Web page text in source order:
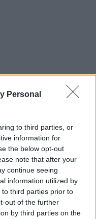
Personal
to third parties, or
information for
the below opt-out
note that after your
continue seeing
information utilized by
third parties prior to
out of the further
by third parties on the
den dagen ska bli
Det är så otroligt
och man vill att
sig händer något helt
överraskar alla och
sig en kille mitt under
ställer sig fler och fler